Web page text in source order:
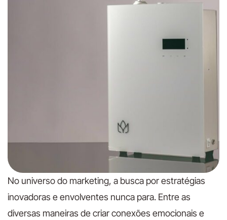
No universo do marketing, a busca por estratégias
inovadoras e envolventes nunca para. Entre as
diversas maneiras de criar conexões emocionais e